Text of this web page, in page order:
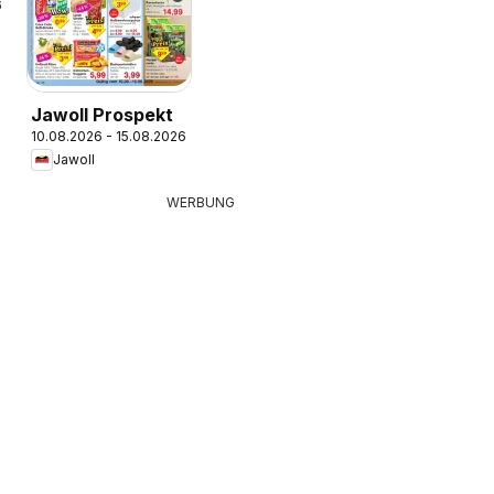
Jawoll Prospekt
10.08.2026 - 15.08.2026
Jawoll
WERBUNG